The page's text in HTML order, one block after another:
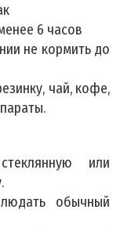
6 часов
не кормить до
чай, кофе,
или
обычный